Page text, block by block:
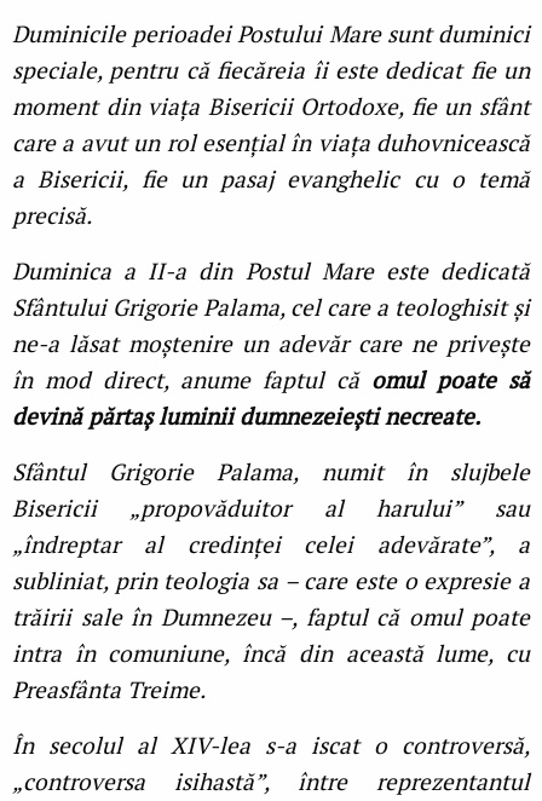
Duminicile perioadei Postului Mare sunt duminici
speciale, pentru că fiecăreia îi este dedicat fie un
moment din viaţa Bisericii Ortodoxe, fie un sfânt
care a avut un rol esenţial în viaţa duhovnicească
a Bisericii, fie un pasaj evanghelic cu o temă
precisă.
Duminica a II-a din Postul Mare este dedicată
Sfântului Grigorie Palama, cel care a teologhisit și
ne-a lăsat moștenire un adevăr care ne privește
în mod direct, anume faptul căomul poate să
devină părtaș luminii dumnezeiești necreate.
Sfântul Grigorie Palama, numit în slujbele
Bisericii „propovăduitor al harului” sau
„îndreptar al credinţei celei adevărate”, a
subliniat, prin teologia sa – care este o expresie a
trăirii sale în Dumnezeu –, faptul că omul poate
intra în comuniune, încă din această lume, cu
Preasfânta Treime.
În secolul al XIV-lea s-a iscat o controversă,
„controversa isihastă”, între reprezentantul